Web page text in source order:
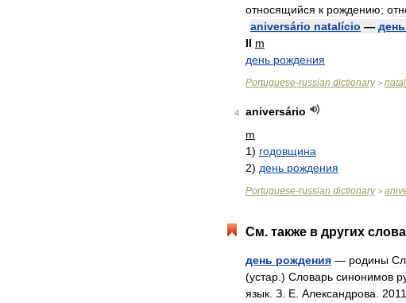
относящийся к рождению;
aniversário natalício — день
II m
день рождения
Portuguese-russian dictionary>
4
aniversário
m
1) годовщина
2) день рождения
Portuguese-russian dictionary>
См. также в других
день рождения — родины
(устар .) Словарь синонимов
язык З Е Александрова 2011